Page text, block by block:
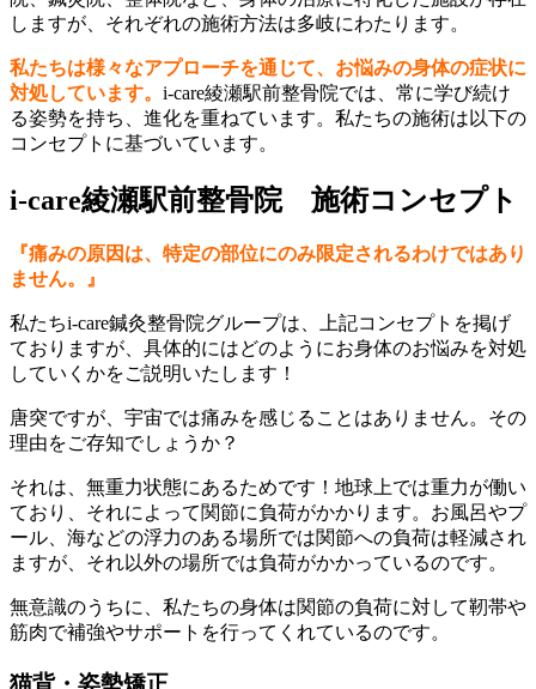
しますが、それぞれの施術方法は多岐にわたります。
私たちは様々なアプローチを通じて、お悩みの身体の症状に
対処しています。 i-care綾瀬駅前整骨院では、常に学び続け
る姿勢を持ち、進化を重ねています。私たちの施術は以下の
コンセプトに基づいています。
i-care綾瀬駅前整骨院 施術コンセプト
『痛みの原因は、特定の部位にのみ限定されるわけではあり
ません。』
私たちi-care鍼灸整骨院グループは、上記コンセプトを掲げ
ておりますが、具体的にはどのようにお身体のお悩みを対処
していくかをご説明いたします！
唐突ですが、宇宙では痛みを感じることはありません。その
理由をご存知でしょうか？
それは、無重力状態にあるためです！地球上では重力が働い
ており、それによって関節に負荷がかかります。お風呂やプ
ール、海などの浮力のある場所では関節への負荷は軽減され
ますが、それ以外の場所では負荷がかかっているのです。
無意識のうちに、私たちの身体は関節の負荷に対して靭帯や
筋肉で補強やサポートを行ってくれているのです。
猫背・姿勢矯正